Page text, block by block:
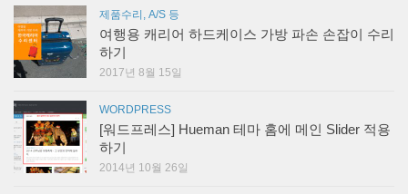
제품수리, A/S 등
여행용 캐리어 하드케이스 가방 파손 손잡이 수리
하기
2017년 8월 15일
WORDPRESS
[워드프레스] Hueman 테마 홈에 메인 Slider 적용
하기
2014년 10월 26일